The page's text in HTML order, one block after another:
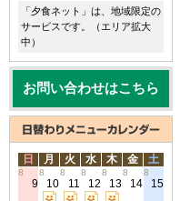
「夕食ネット」は、地域限定の
サービスです。（エリア拡大
中）
お問い合わせはこちら
日 月 火 水 木 金 土
8
9
8
10
8
11
8
12
8
13
8
14
8
15